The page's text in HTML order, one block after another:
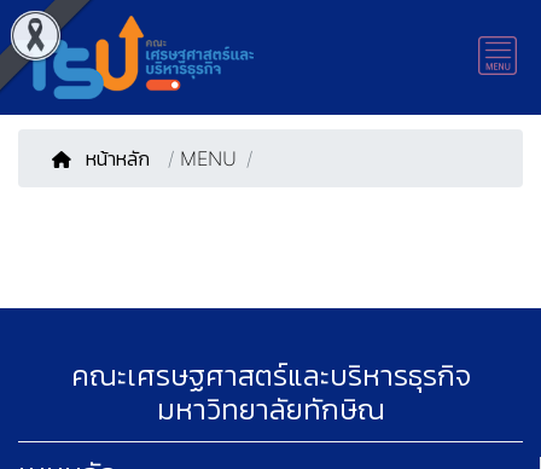
หน้าหลัก / MENU
คณะเศรษฐศาสตร์และบริหารธุรกิจ
มหาวิทยาลัยทักษิณ